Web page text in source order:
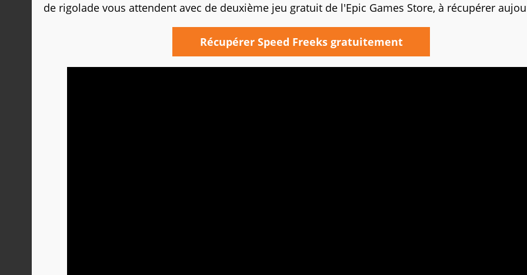
de rigolade vous attendent avec de deuxième jeu gratuit de l'Epic Games Store, à récupérer
Récupérer Speed Freeks gratuitement